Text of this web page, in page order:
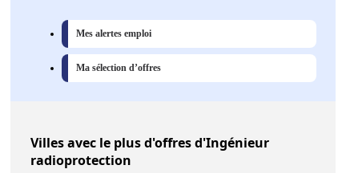
Mes alertes emploi
Ma sélection d’offres
Villesavec le plus d'offres d'Ingénieur
radioprotection